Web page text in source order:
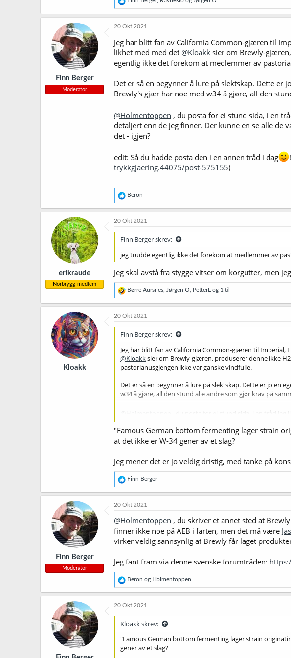
men kort oppsummert så er det jeg liker med den at jeg
en Vienna havnet på 80% mens en ris lager havnet på
gjæra i smaksprofilen på det ferdige ølet. Noen vil kanskje
e
a
k
j
o
n
e
Finn Berger
Moderator
20 Okt 2021
Jeg har blitt fan av California Common-gjæren til
likhet med med det @Kloakk sier om Brewly-
egentlig ikke det forekom at medlemmer av
Det er så en begynner å lure på slektskap. Dette
Brewly's gjær har noe med w34 å gjøre, all den
@Holmentoppen , du posta for ei stund sida, i en
detaljert enn de jeg finner. Der kunne en se alle de
det - igjen?
edit: Så du hadde posta den i en annen tråd i dag
trykkgjaering.44075/post-575155)
R
e
a
k
j
o
e
:
Beron
erikraude
Norbrygg-medlem
20 Okt 2021
Finn Berger skrev:
jeg trudde egentlig ikke det forekom at medlemmer av
Jeg skal avstå fra stygge vitser om korgutter, men
R
e
a
k
j
o
e
r
:
Børre Aursnes Jørgen O PetterL og 1 til
Kloakk
20 Okt 2021
Finn Berger skrev:
Jeg har blitt fan av California Common-gjæren til Imperial,
@Kloakksier om Brewly-gjæren, produserer denne ikke
pastorianusgjengen ikke var ganske vindfulle.
Det er så en begynner å lure på slektskap. Dette er jo en
w34 å gjøre, all den stund alle andre som gjør krav på
, du posta for ei stund sida, i en tråd jeg
"Famous German bottom fermenting lager strain
at det ikke er W-34 gener av et slag?
Jeg mener det er jo veldig dristig, med tanke på
R
e
a
k
o
n
e
Finn Berger
Finn Berger
Moderator
20 Okt 2021
@Holmentoppen , du skriver et annet sted at
finner ikke noe på AEB i farten, men det må være
virker veldig sannsynlig at Brewly får laget
Jeg fant fram via denne svenske forumtråden:
R
e
a
k
j
o
e
r
Beron og Holmentoppen
20 Okt 2021
Kloakk skrev:
"Famous German bottom fermenting lager strain
gener av et slag?